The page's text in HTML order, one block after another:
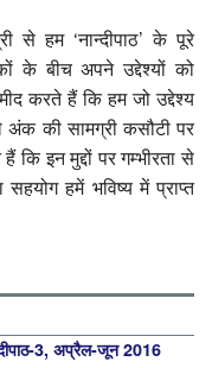
से हम ‘नान्दीपाठ’ के पूरे
के बीच अपने उद्देश्यों को
करते हैं कि हम जो उद्देश्य
की सामग्री कसौटी पर
इन मुद्दों पर गम्भीरता से
हमें भविष्य में प्राप्त
3, अप्रैल-जून 2016